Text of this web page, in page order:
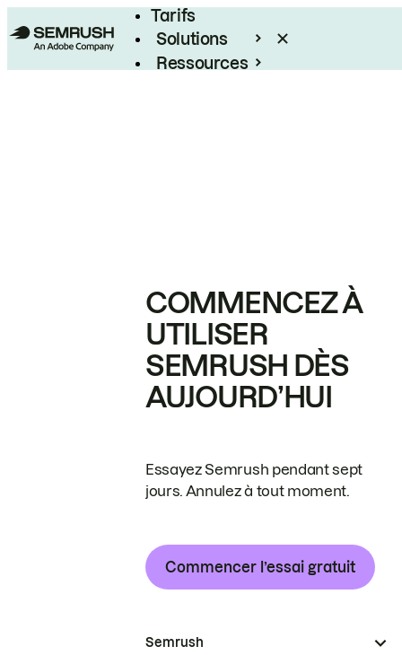
Tarifs
Solutions
Ressources
COMMENCEZ À
UTILISER
SEMRUSH DÈS
AUJOURD’HUI
Essayez Semrush pendant sept
jours. Annulez à tout moment.
Commencer l’essai gratuit
Semrush